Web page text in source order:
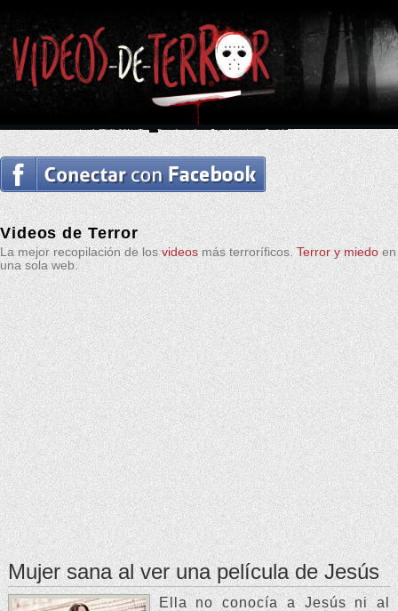
Videos de Terror
La mejor recopilación de losvideosmás terroríficos.Terror y miedoen
una sola web.
Mujer sana al ver una película de Jesús
Ella no conocía a Jesús ni al